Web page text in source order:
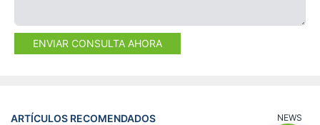
ENVIAR CONSULTA AHORA
ARTÍCULOS RECOMENDADOS NEWS